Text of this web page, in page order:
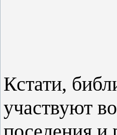
Кстати,
участвуют